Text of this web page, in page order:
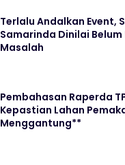
Terlalu Andalkan Event,
Samarinda Dinilai
Masalah
Pembahasan Raperda
Kepastian Lahan
Menggantung**